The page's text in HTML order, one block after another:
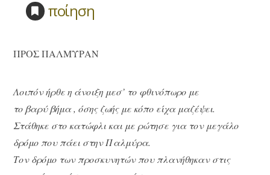
ποίηση
ΠΡΟΣ ΠΑΛΜΥΡΑΝ
Λοιπόν ήρθε η άνοιξη μεσ’ το φθινόπωρο με
το βαρύ βήμα , όσης ζωής με κόπο είχα μαζέψει.
Στάθηκε στο κατώφλι και με ρώτησε για τον μεγάλο
δρόμο που πάει στην Παλμύρα.
Τον δρόμο των προσκυνητών που πλανήθηκαν στις